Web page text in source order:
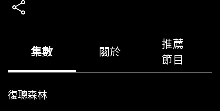
集數 關於
推薦
節目
復聰森林